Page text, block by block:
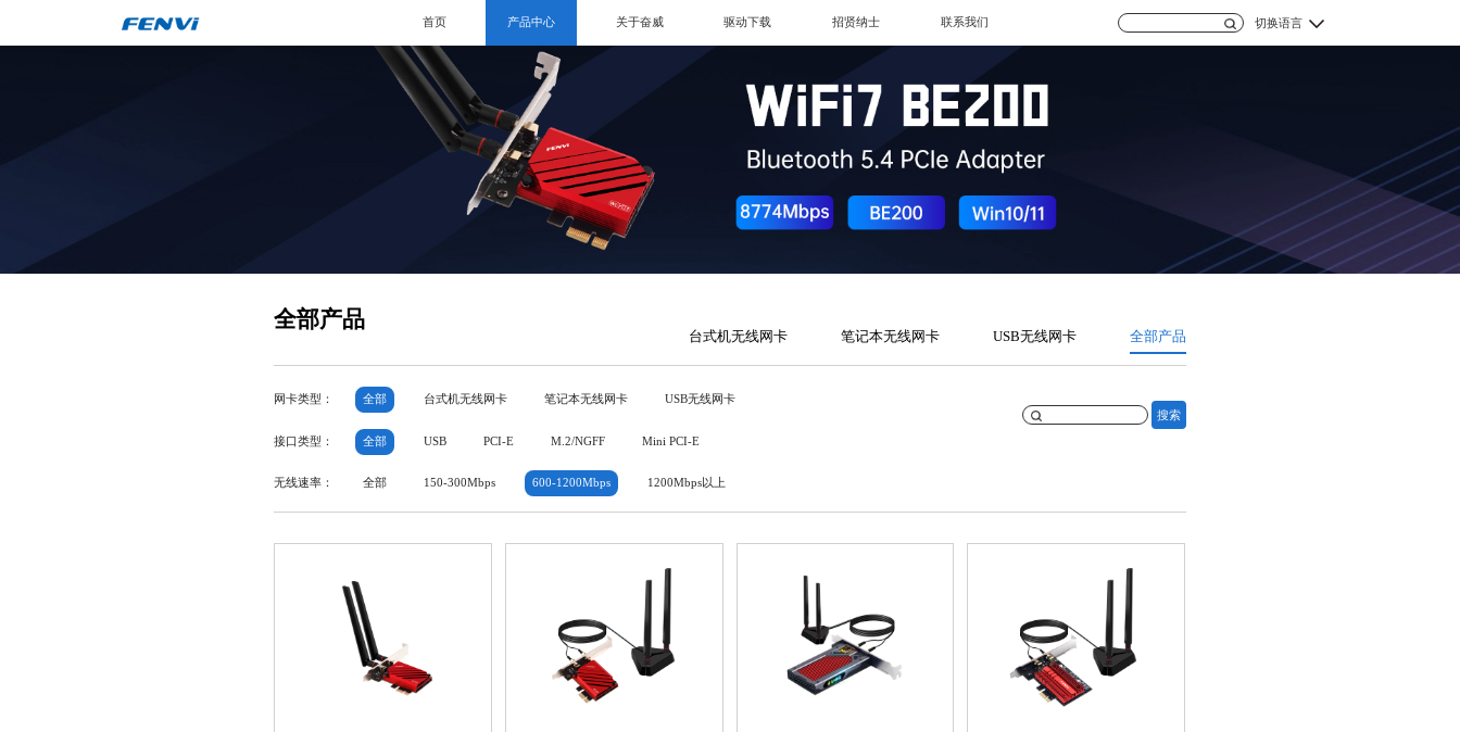
首页 产品中心 关于奋威 驱动下载 招贤纳士 联系我们 切换语言
全部产品
台式机无线网卡 笔记本无线网卡 USB无线网卡 全部产品
网卡类型： 全部 台式机无线网卡 笔记本无线网卡 USB无线网卡
搜索
接口类型： 全部 USB PCI-E M.2/NGFF Mini PCI-E
无线速率： 全部 150-300Mbps 600-1200Mbps 1200Mbps以上